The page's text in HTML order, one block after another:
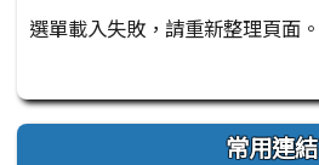
選單載入失敗，請重新整理頁面。
常用連結